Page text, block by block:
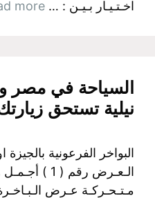
اخـتـيـار بـيـن : … more
نيلية تستحق
البواخر الفرعونية بالجيزة
الـعـرض رقم (
مـتـحـركـة عـرض